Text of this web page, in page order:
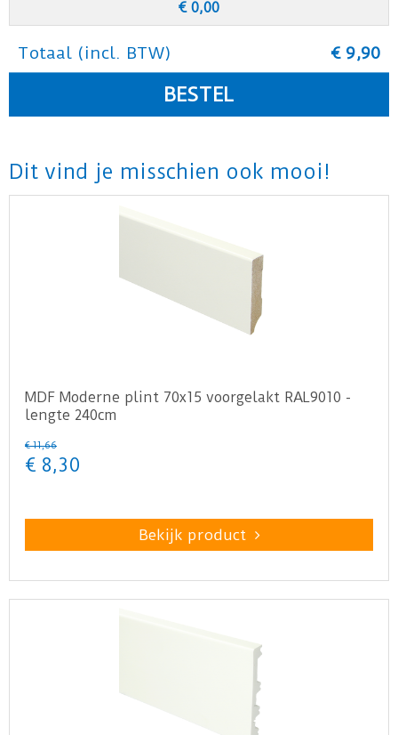
€ 0,00
Totaal (incl. BTW) € 9,90
Dit vind je misschien ook mooi!
MDF Moderne plint 70x15 voorgelakt RAL9010 -
lengte 240cm
€ 11,66
€ 8,30
Bekijk product